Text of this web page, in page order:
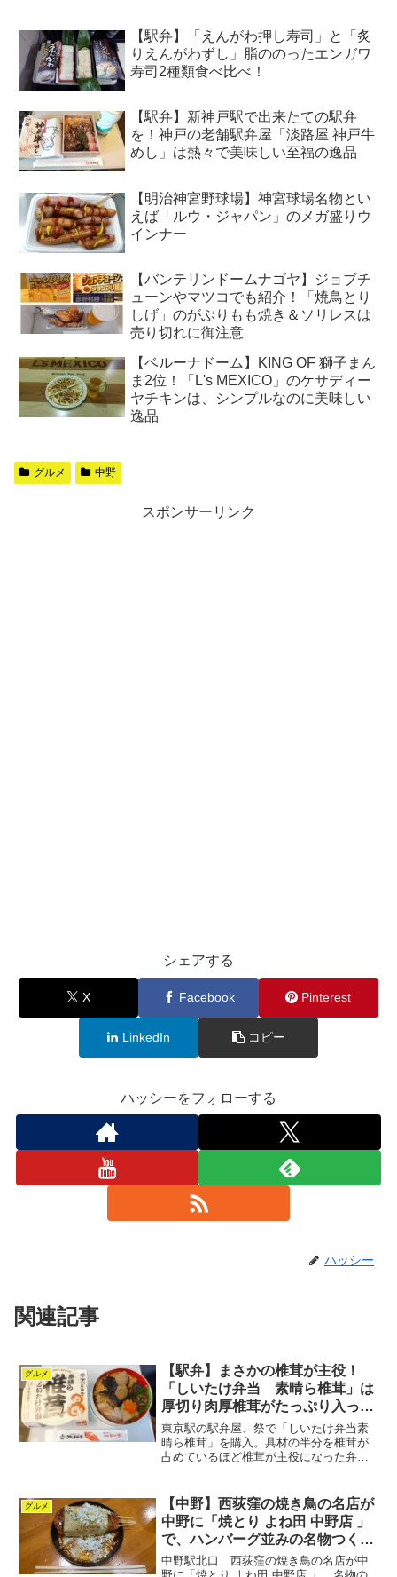
【駅弁】「えんがわ押し寿司」と「炙
りえんがわずし」脂ののったエンガワ
寿司2種類食べ比べ！
【駅弁】新神戸駅で出来たての駅弁
を！神戸の老舗駅弁屋「淡路屋 神戸牛
めし」は熱々で美味しい至福の逸品
【明治神宮野球場】神宮球場名物とい
えば「ルウ・ジャパン」のメガ盛りウ
インナー
【バンテリンドームナゴヤ】ジョブチ
ューンやマツコでも紹介！「焼鳥とり
しげ」のがぶりもも焼き＆ソリレスは
売り切れに御注意
【ベルーナドーム】KING OF 獅子まん
ま2位！「L's MEXICO」のケサディー
ヤチキンは、シンプルなのに美味しい
逸品
グルメ 中野
スポンサーリンク
シェアする
X Facebook Pinterest
LinkedIn コピー
ハッシーをフォローする
ハッシー
関連記事
グルメ
【駅弁】まさかの椎茸が主役！
「しいたけ弁当 素晴ら椎茸」は
厚切り肉厚椎茸がたっぷり入った
ヘルシー弁当
東京駅の駅弁屋、祭で「しいたけ弁当素
晴ら椎茸」を購入。具材の半分を椎茸が
占めているほど椎茸が主役になった弁
ルシーな弁当。
グルメ
【中野】西荻窪の焼き鳥の名店が
中野に「焼とり よね田 中野店 」
で、ハンバーグ並みの名物つくね
を
中野駅北口 西荻窪の焼き鳥の名店が中